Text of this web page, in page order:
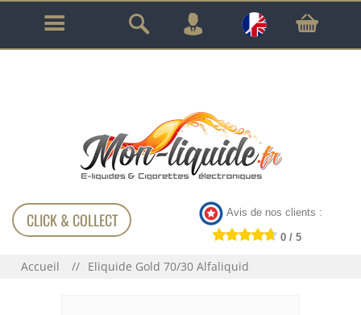
GARANTIE À VIE SUR TOUT LE MATÉRIEL
!!!
CLICK & COLLECT Avis de nos clients :
0 / 5
Accueil Eliquide Gold 70/30 Alfaliquid